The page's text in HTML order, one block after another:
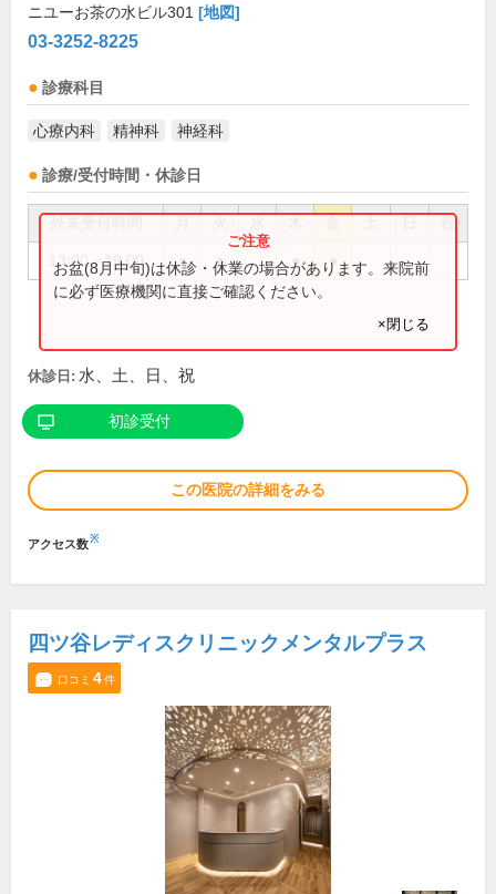
ニユーお茶の水ビル301 [地図]
03-3252-8225
診療科目
心療内科 精神科 神経科
診療/受付時間・休診日
祝
13:00～19:00 ● ● ● ●
お盆(8月中旬)は休診・休業の場合があります。来院前
に必ず医療機関に直接ご確認ください。
×閉じる
休診日: 水、土、日、祝
初診受付
この医院の詳細をみる
アクセス数※
四ツ谷レディスクリニックメンタルプラス
口コミ 4件